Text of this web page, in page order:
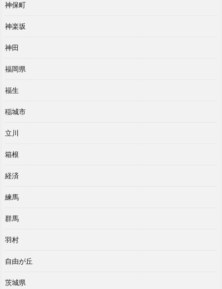
神保町
神楽坂
神田
福岡県
福生
稲城市
立川
箱根
経済
練馬
群馬
羽村
自由が丘
茨城県